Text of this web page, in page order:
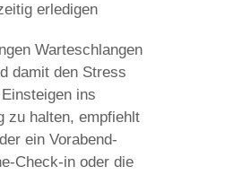
erledigen
Warteschlangen
damit den Stress
ins
zu halten, empfiehlt
ein Vorabend-
Check-in oder die